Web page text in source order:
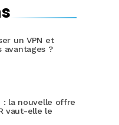
un VPN et
avantages ?
: la nouvelle offre
vaut-elle le